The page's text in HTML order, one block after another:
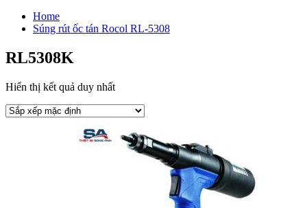
Home
Súng rút ốc tán Rocol RL-5308
RL5308K
Hiển thị kết quả duy nhất